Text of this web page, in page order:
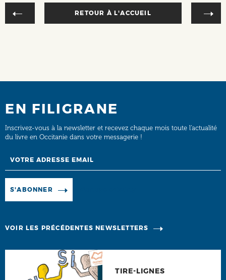
RETOUR À L'ACCUEIL
EN FILIGRANE
Inscrivez-vous à la newsletter et recevez chaque mois toute l’actualité
du livre en Occitanie dans votre messagerie !
S'ABONNER
VOIR LES PRÉCÉDENTES NEWSLETTERS
TIRE-LIGNES